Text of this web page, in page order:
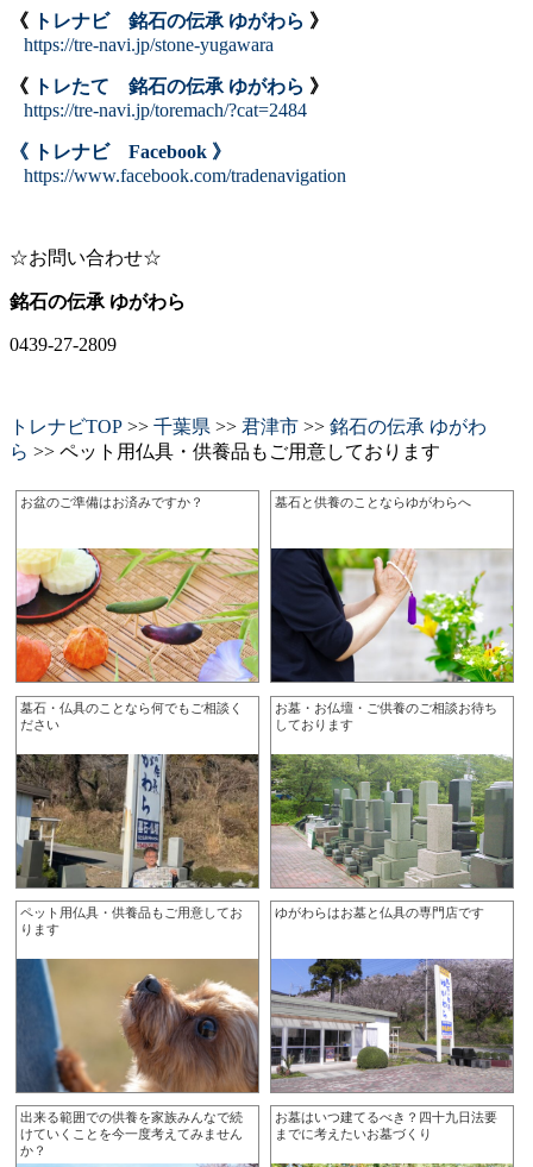
《 トレナビ 銘石の伝承 ゆがわら 》
https://tre-navi.jp/stone-yugawara
《 トレたて 銘石の伝承 ゆがわら 》
https://tre-navi.jp/toremach/?cat=2484
《 トレナビ Facebook 》
https://www.facebook.com/tradenavigation
☆お問い合わせ☆
銘石の伝承 ゆがわら
0439-27-2809
トレナビTOP >> 千葉県 >> 君津市 >> 銘石の伝承 ゆがわ
ら >> ペット用仏具・供養品もご用意しております
お盆のご準備はお済みですか？ 墓石と供養のことならゆがわらへ
墓石・仏具のことなら何でもご相談く
ださい
お墓・お仏壇・ご供養のご相談お待ち
しております
ペット用仏具・供養品もご用意してお
ります
ゆがわらはお墓と仏具の専門店です
出来る範囲での供養を家族みんなで続
けていくことを今一度考えてみません
か？
お墓はいつ建てるべき？四十九日法要
までに考えたいお墓づくり